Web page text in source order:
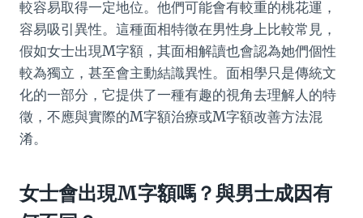
較容易取得一定地位。他們可能會有較重的桃花運，
容易吸引異性。這種面相特徵在男性身上比較常見，
假如女士出現M字額，其面相解讀也會認為她們個性
較為獨立，甚至會主動結識異性。面相學只是傳統文
化的一部分，它提供了一種有趣的視角去理解人的特
徵，不應與實際的M字額治療或M字額改善方法混
淆。
女士會出現M字額嗎？與男士成因有